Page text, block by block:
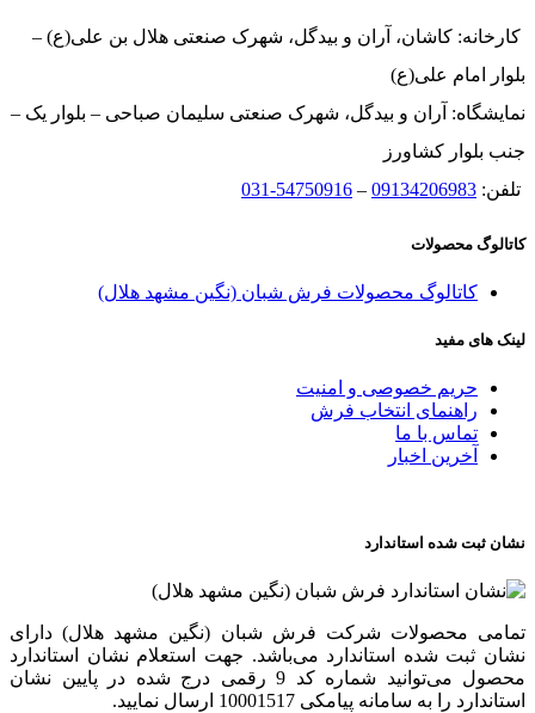
کارخانه: کاشان، آران و بیدگل، شهرک صنعتی هلال بن علی(ع) –
بلوار امام علی(ع)
نمایشگاه: آران و بیدگل، شهرک صنعتی سلیمان صباحی – بلوار یک –
جنب بلوار کشاورز
تلفن: 09134206983
–
54750916-031
کاتالوگ محصولات
کاتالوگ محصولات فرش شبان (نگین مشهد هلال)
لینک های مفید
حریم خصوصی و امنیت
راهنمای انتخاب فرش
تماس با ما
آخرین اخبار
نشان ثبت شده استاندارد
تمامی محصولات شرکت فرش شبان (نگین مشهد هلال) دارای
نشان ثبت شده استاندارد می‌باشد. جهت استعلام نشان استاندارد
محصول می‌توانید شماره کد 9 رقمی درج شده در پایین نشان
استاندارد را به سامانه پیامکی 10001517 ارسال نمایید.